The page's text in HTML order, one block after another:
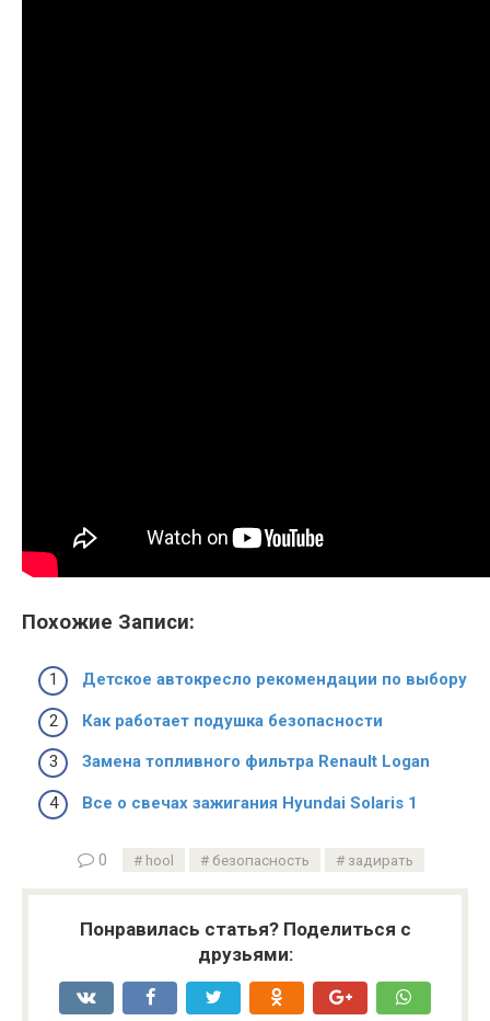
Похожие Записи:
Детское автокресло рекомендации по выбору
Как работает подушка безопасности
Замена топливного фильтра Renault Logan
Все о свечах зажигания Hyundai Solaris 1
0 hool безопасность задирать
Понравилась статья? Поделиться с
друзьями: